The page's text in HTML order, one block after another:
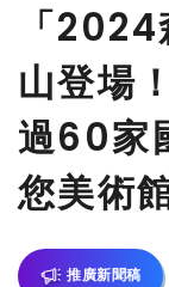
「
山登場
過60家
您美術
推廣新聞稿